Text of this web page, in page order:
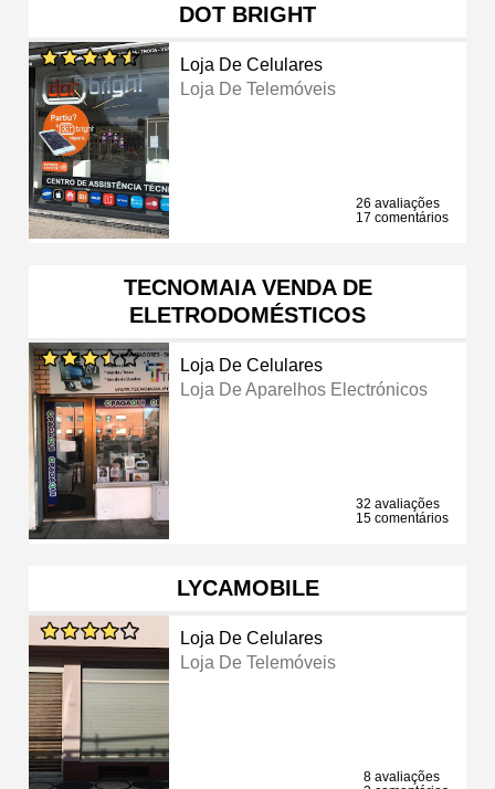
DOT BRIGHT
Loja De Celulares
Loja De Telemóveis
26 avaliações
17 comentários
TECNOMAIA VENDA DE
ELETRODOMÉSTICOS
Loja De Celulares
Loja De Aparelhos Electrónicos
32 avaliações
15 comentários
LYCAMOBILE
Loja De Celulares
Loja De Telemóveis
8 avaliações